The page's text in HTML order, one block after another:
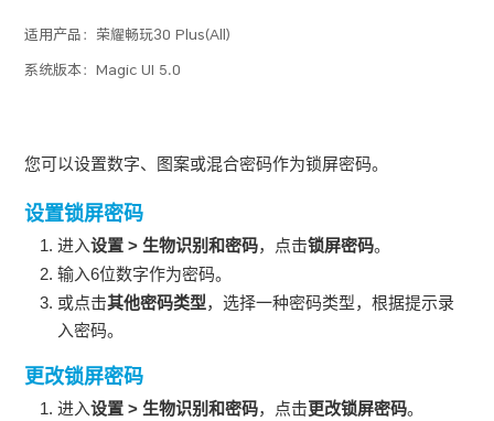
适用产品： 荣耀畅玩30 Plus(All)
系统版本：Magic UI 5.0
您可以设置数字、图案或混合密码作为锁屏密码。
设置锁屏密码
进入设置 > 生物识别和密码，点击锁屏密码。
输入6位数字作为密码。
或点击其他密码类型，选择一种密码类型，根据提示录
入密码。
更改锁屏密码
进入设置 > 生物识别和密码，点击更改锁屏密码。